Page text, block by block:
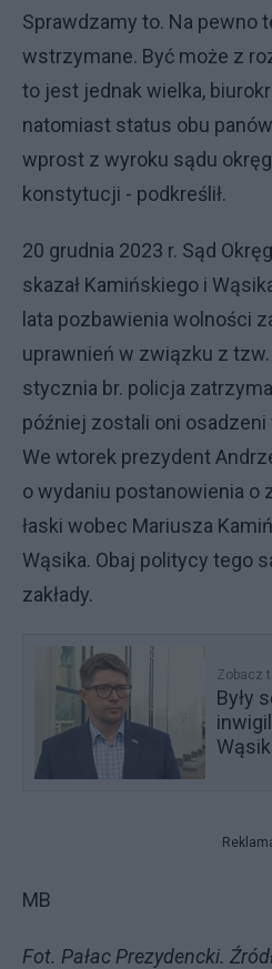
Sprawdzamy to. Na pewno
wstrzymane. Być może z
to jest jednak wielka,
natomiast status obu
wprost z wyroku sądu
konstytucji - podkreślił.
20 grudnia 2023 r. Sąd
skazał Kamińskiego i
lata pozbawienia wolności
uprawnień w związku z
stycznia br. policja
później zostali oni osadzeni
We wtorek prezydent
o wydaniu postanowienia o
łaski wobec Mariusza
Wąsika. Obaj politycy tego
zakłady.
Zobacz
Były
MB
Fot. Pałac Prezydencki.